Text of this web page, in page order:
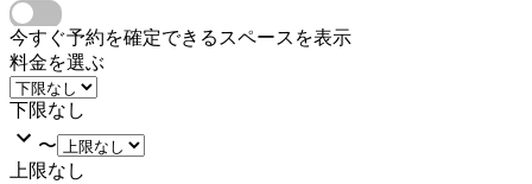
今すぐ予約を確定できるスペースを表示
料金を選ぶ
下限なし
〜
上限なし